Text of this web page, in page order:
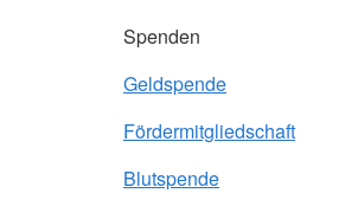
Spenden
Geldspende
Fördermitgliedschaft
Blutspende